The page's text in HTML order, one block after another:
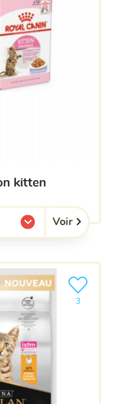
Voir
3
Ajouter le